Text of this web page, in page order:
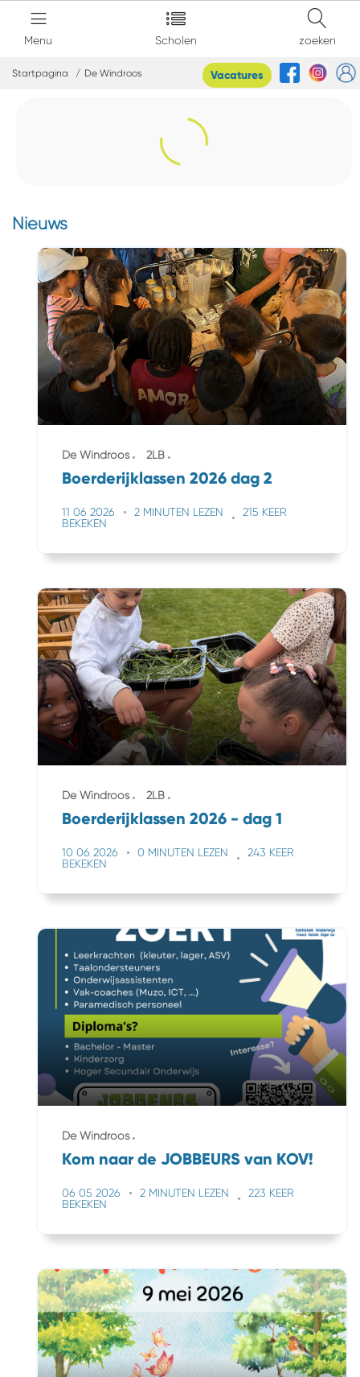
Menu Scholen zoeken
Startpagina De Windroos Vacatures
Nieuws
De Windroos 2LB
Boerderijklassen 2026 dag 2
11 06 2026 2 MINUTEN LEZEN
215 KEER
BEKEKEN
De Windroos 2LB
Boerderijklassen 2026 - dag 1
10 06 2026 0 MINUTEN LEZEN
243 KEER
BEKEKEN
De Windroos
Kom naar de JOBBEURS van KOV!
06 05 2026 2 MINUTEN LEZEN
223 KEER
BEKEKEN